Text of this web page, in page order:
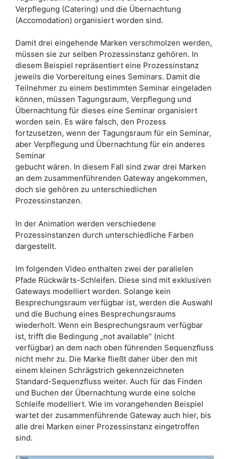
Verpflegung (Catering) und die Übernachtung
(Accomodation) organisiert worden sind.
Damit drei eingehende Marken verschmolzen werden,
müssen sie zur selben Prozessinstanz gehören. In
diesem Beispiel repräsentiert eine Prozessinstanz
jeweils die Vorbereitung eines Seminars. Damit die
Teilnehmer zu einem bestimmten Seminar eingeladen
können, müssen Tagungsraum, Verpflegung und
Übernachtung für dieses eine Seminar organisiert
worden sein. Es wäre falsch, den Prozess
fortzusetzen, wenn der Tagungsraum für ein Seminar,
aber Verpflegung und Übernachtung für ein anderes
Seminar
gebucht wären. In diesem Fall sind zwar drei Marken
an dem zusammenführenden Gateway angekommen,
doch sie gehören zu unterschiedlichen
Prozessinstanzen.
In der Animation werden verschiedene
Prozessinstanzen durch unterschiedliche Farben
dargestellt.
Im folgenden Video enthalten zwei der parallelen
Pfade Rückwärts-Schleifen. Diese sind mit exklusiven
Gateways modelliert worden. Solange kein
Besprechungsraum verfügbar ist, werden die Auswahl
und die Buchung eines Besprechungsraums
wiederholt. Wenn ein Besprechungsraum verfügbar
ist, trifft die Bedingung „not available“ (nicht
verfügbar) an dem nach oben führenden Sequenzfluss
nicht mehr zu. Die Marke fließt daher über den mit
einem kleinen Schrägstrich gekennzeichneten
Standard-Sequenzfluss weiter. Auch für das Finden
und Buchen der Übernachtung wurde eine solche
Schleife modelliert. Wie im vorangehenden Beispiel
wartet der zusammenführende Gateway auch hier, bis
alle drei Marken einer Prozessinstanz eingetroffen
sind.